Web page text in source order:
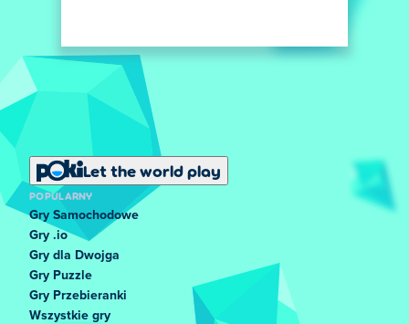
Let the world play
POPULARNY
Gry Samochodowe
Gry .io
Gry dla Dwojga
Gry Puzzle
Gry Przebieranki
Wszystkie gry